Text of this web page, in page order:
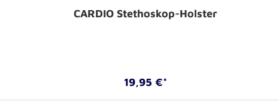
CARDIO Stethoskop-Holster
19,95 €*